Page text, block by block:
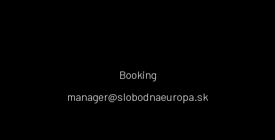
Booking
manager@slobodnaeuropa.sk